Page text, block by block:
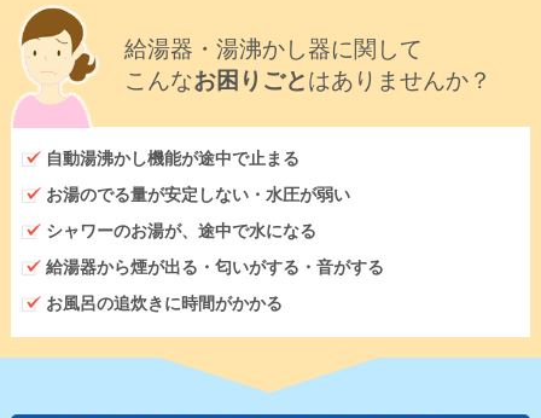
給湯器・湯沸かし器に関して
こんなお困りごとはありませんか？
自動湯沸かし機能が途中で止まる
お湯のでる量が安定しない・水圧が弱い
シャワーのお湯が、途中で水になる
給湯器から煙が出る・匂いがする・音がする
お風呂の追炊きに時間がかかる